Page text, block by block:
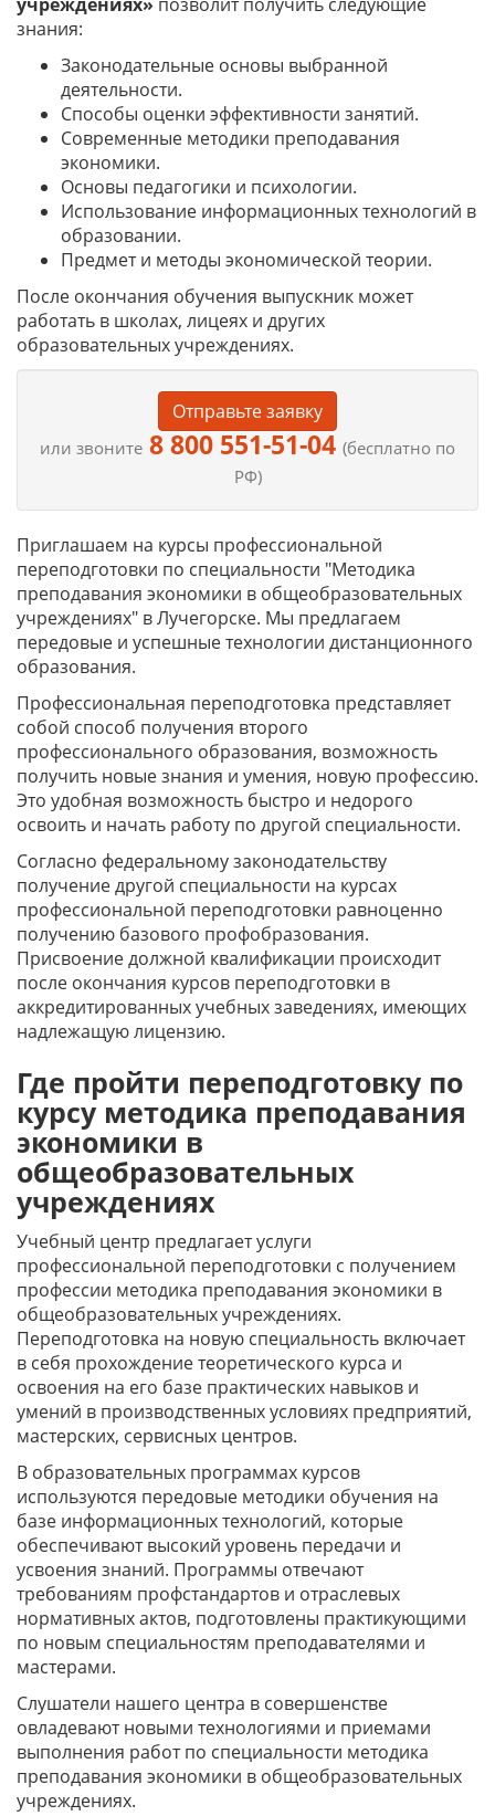
знания:
Законодательные основы выбранной
деятельности.
Способы оценки эффективности занятий.
Современные методики преподавания
экономики.
Основы педагогики и психологии.
Использование информационных технологий в
образовании.
Предмет и методы экономической теории.
После окончания обучения выпускник может
работать в школах, лицеях и других
образовательных учреждениях.
Отправьте заявку
или звоните 8 800 551-51-04 (бесплатно по
РФ)
Приглашаем на курсы профессиональной
переподготовки по специальности "Методика
преподавания экономики в общеобразовательных
учреждениях" в Лучегорске. Мы предлагаем
передовые и успешные технологии дистанционного
образования.
Профессиональная переподготовка представляет
собой способ получения второго
профессионального образования, возможность
получить новые знания и умения, новую профессию.
Это удобная возможность быстро и недорого
освоить и начать работу по другой специальности.
Согласно федеральному законодательству
получение другой специальности на курсах
профессиональной переподготовки равноценно
получению базового профобразования.
Присвоение должной квалификации происходит
после окончания курсов переподготовки в
аккредитированных учебных заведениях, имеющих
надлежащую лицензию.
Где пройти переподготовку по
курсу методика преподавания
экономики в
общеобразовательных
учреждениях
Учебный центр предлагает услуги
профессиональной переподготовки с получением
профессии методика преподавания экономики в
общеобразовательных учреждениях.
Переподготовка на новую специальность включает
в себя прохождение теоретического курса и
освоения на его базе практических навыков и
умений в производственных условиях предприятий,
мастерских, сервисных центров.
В образовательных программах курсов
используются передовые методики обучения на
базе информационных технологий, которые
обеспечивают высокий уровень передачи и
усвоения знаний. Программы отвечают
требованиям профстандартов и отраслевых
нормативных актов, подготовлены практикующими
по новым специальностям преподавателями и
мастерами.
Слушатели нашего центра в совершенстве
овладевают новыми технологиями и приемами
выполнения работ по специальности методика
преподавания экономики в общеобразовательных
учреждениях.